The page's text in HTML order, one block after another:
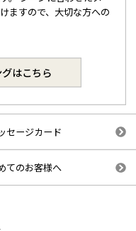
ますので、大切な方への
はこちら
セージカード
てのお客様へ